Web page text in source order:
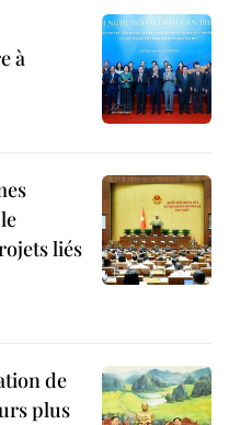
à
liés
de
plus